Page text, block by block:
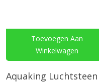
Toevoegen Aan
Winkelwagen
Aquaking Luchtsteen